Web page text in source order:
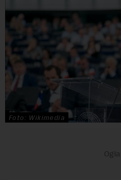
Foto: Wikimedia